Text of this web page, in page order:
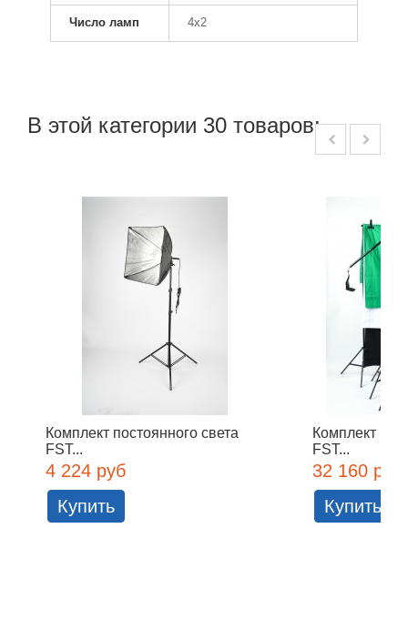
Число ламп 4x2
В этой категории 30 товаров:
Комплект постоянного света
FST...
4 224 руб
Купить
Комплект
FST...
32 160 руб
Купить